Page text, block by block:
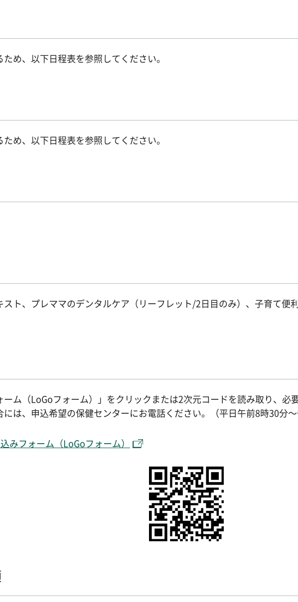
め、以下日程表を参照してください。
め、以下日程表を参照してください。
ト、プレママのデンタルケア（リーフレット/2日目のみ）、子育て便
ーム（LoGoフォーム）」をクリックまたは2次元コードを読み取り、必
は、申込希望の保健センターにお電話ください。（平日午前8時30分～
みフォーム（LoGoフォーム）